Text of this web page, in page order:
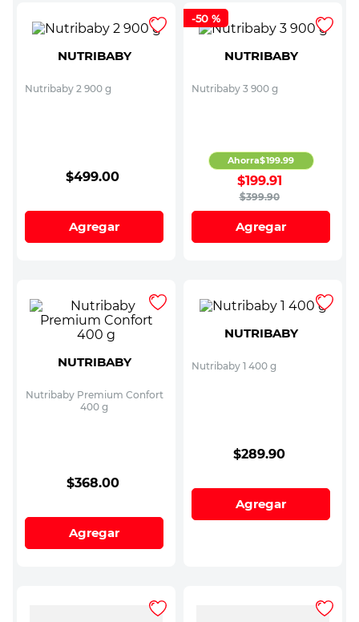
NUTRIBABY
Nutribaby 2 900 g
$499.00
Agregar
-50 %
NUTRIBABY
Nutribaby 3 900 g
$399.90
$199.91
Ahorra$199.99
Agregar
NUTRIBABY
Nutribaby Premium Confort
400 g
$368.00
Agregar
NUTRIBABY
Nutribaby 1 400 g
$289.90
Agregar